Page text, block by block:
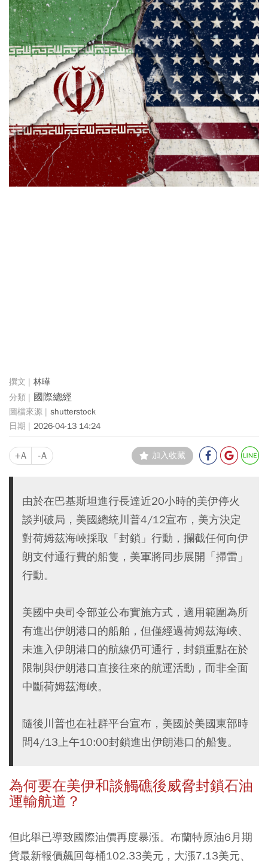
林曄
國際總經
shutterstock
2026-04-13 14:24
+A -A 加入收藏
由於在巴基斯坦進行長達近20小時的美伊停火
談判破局，美國總統川普4/12宣布，美方決定
對荷姆茲海峽採取「封鎖」行動，攔截任何向伊
朗支付通行費的船隻，美軍將同步展開「掃雷」
行動。
美國中央司令部並公布實施方式，適用範圍為所
有進出伊朗港口的船舶，但僅經過荷姆茲海峽、
未進入伊朗港口的航線仍可通行，封鎖重點在於
限制與伊朗港口直接往來的航運活動，而非全面
中斷荷姆茲海峽。
隨後川普也在社群平台宣布，美國於美國東部時
間4/13上午10:00封鎖進出伊朗港口的船隻。
為何要在美伊和談觸礁後威脅封鎖石油
運輸航道？
但此舉已導致國際油價再度暴漲。布蘭特原油6月期
貨最新報價飆回每桶102.33美元，大漲7.13美元、